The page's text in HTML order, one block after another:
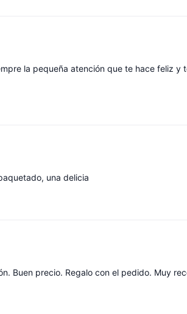
la pequeña atención que te hace feliz y
una delicia
Buen precio. Regalo con el pedido. Muy